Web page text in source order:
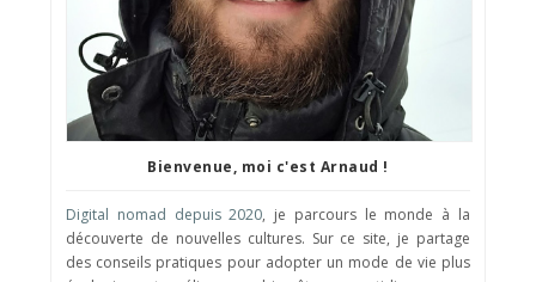
Bienvenue, moi c'est Arnaud !
Digital nomad depuis 2020, je parcours le monde à la
découverte de nouvelles cultures. Sur ce site, je partage
des conseils pratiques pour adopter un mode de vie plus